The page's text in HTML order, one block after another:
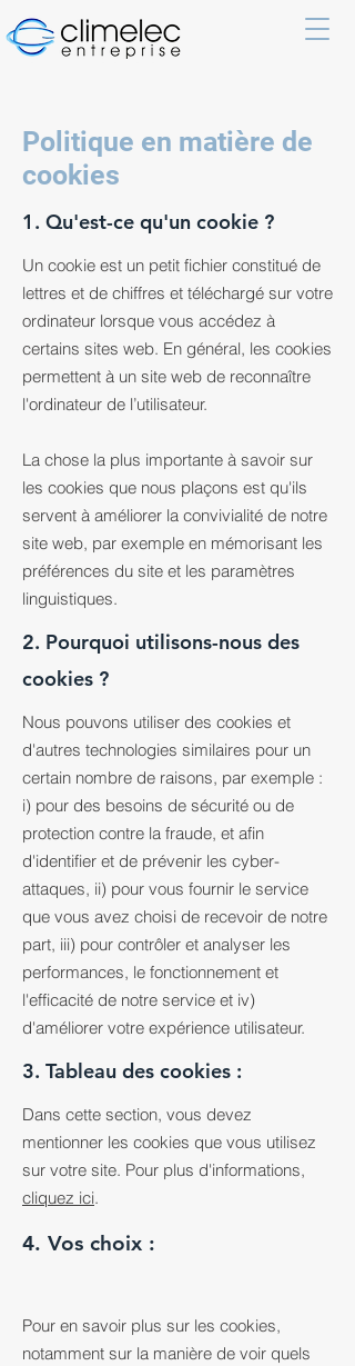
Politique en matière de
cookies
1. Qu'est-ce qu'un cookie ?
Un cookie est un petit fichier constitué de
lettres et de chiffres et téléchargé sur votre
ordinateur lorsque vous accédez à
certains sites web. En général, les cookies
permettent à un site web de reconnaître
l'ordinateur de l’utilisateur.
La chose la plus importante à savoir sur
les cookies que nous plaçons est qu'ils
servent à améliorer la convivialité de notre
site web, par exemple en mémorisant les
préférences du site et les paramètres
linguistiques.
2. Pourquoi utilisons-nous des
cookies ?
Nous pouvons utiliser des cookies et
d'autres technologies similaires pour un
certain nombre de raisons, par exemple :
i) pour des besoins de sécurité ou de
protection contre la fraude, et afin
d'identifier et de prévenir les cyber-
attaques, ii) pour vous fournir le service
que vous avez choisi de recevoir de notre
part, iii) pour contrôler et analyser les
performances, le fonctionnement et
l'efficacité de notre service et iv)
d'améliorer votre expérience utilisateur.
3. Tableau des cookies :
Dans cette section, vous devez
mentionner les cookies que vous utilisez
sur votre site. Pour plus d'informations,
cliquez ici.
4. Vos choix :
Pour en savoir plus sur les cookies,
notamment sur la manière de voir quels